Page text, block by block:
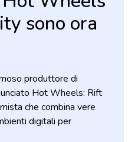
sono ora
produttore di
Hot Wheels: Rift
che combina vere
digitali per